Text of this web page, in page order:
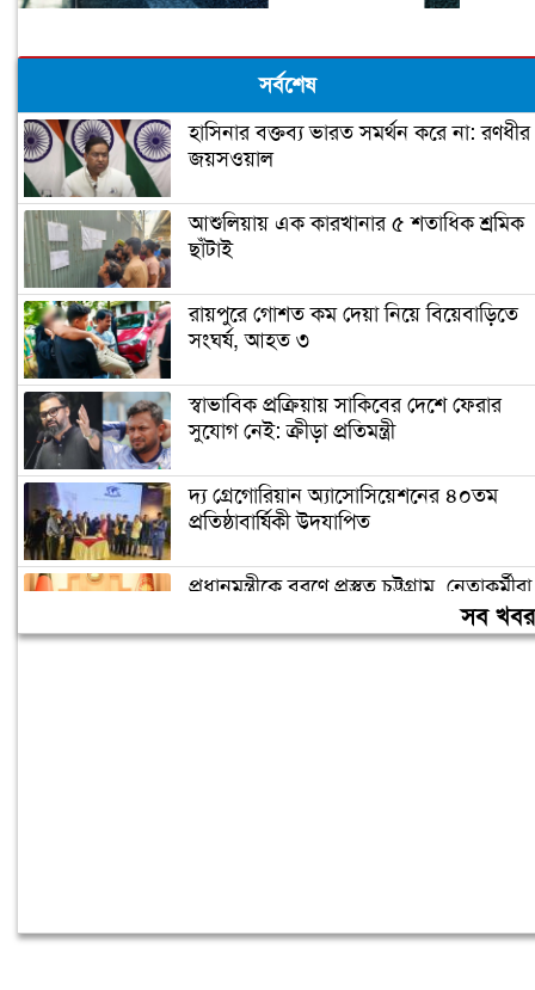
সর্বশেষ
হাসিনার বক্তব্য ভারত সমর্থন করে না: রণধীর
জয়সওয়াল
আশুলিয়ায় এক কারখানার ৫ শতাধিক শ্রমিক
ছাঁটাই
রায়পুরে গোশত কম দেয়া নিয়ে বিয়েবাড়িতে
সংঘর্ষ, আহত ৩
স্বাভাবিক প্রক্রিয়ায় সাকিবের দেশে ফেরার
সুযোগ নেই: ক্রীড়া প্রতিমন্ত্রী
দ্য গ্রেগোরিয়ান অ্যাসোসিয়েশনের ৪০তম
প্রতিষ্ঠাবার্ষিকী উদযাপিত
প্রধানমন্ত্রীকে বরণে প্রস্তুত চট্টগ্রাম, নেতাকর্মীরা
সব